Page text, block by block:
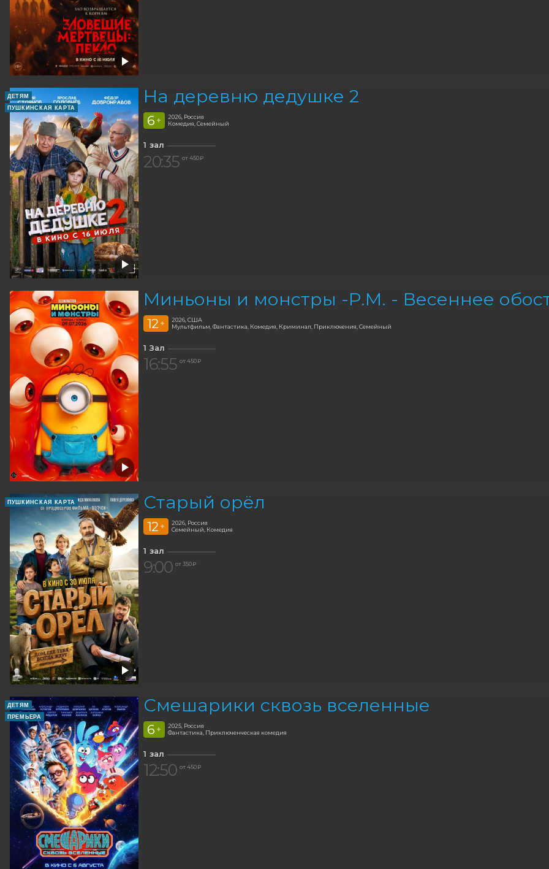
ДЕТЯМ
ПУШКИНСКАЯ КАРТА
На деревню дедушке 2
6 +
2026, Россия
Комедия, Семейный
1 зал
20:35 от 450 ₽
Миньоны и монстры -Р.М. - Весеннее
12 +
2026, США
Мультфильм, Фантастика, Комедия, Криминал, Приключения, Семейный
1 Зал
16:55 от 450 ₽
ПУШКИНСКАЯ КАРТА Старый орёл
12 +
2026, Россия
Семейный, Комедия
1 зал
9:00 от 350 ₽
ДЕТЯМ
ПРЕМЬЕРА
Смешарики сквозь вселенные
6 +
2025, Россия
Фантастика, Приключенческая комедия
1 зал
12:50 от 450 ₽